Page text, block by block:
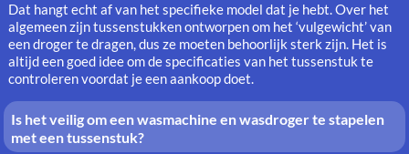
Dat hangt echt af van het specifieke model dat je hebt. Over het
algemeen zijn tussenstukken ontworpen om het ‘vulgewicht’ van
een droger te dragen, dus ze moeten behoorlijk sterk zijn. Het is
altijd een goed idee om de specificaties van het tussenstuk te
controleren voordat je een aankoop doet.
Is het veilig om een wasmachine en wasdroger te stapelen
met een tussenstuk?